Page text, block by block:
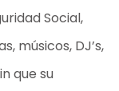
Social,
músicos, DJ’s,
que su